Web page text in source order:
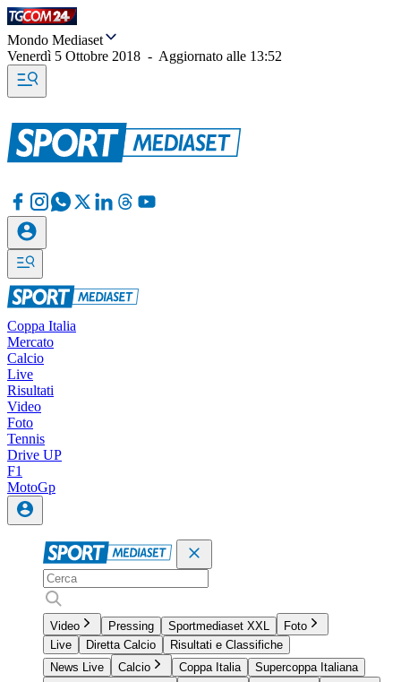
Mondo Mediaset
Venerdì 5 Ottobre 2018 - Aggiornato alle 13:52
Coppa Italia
Mercato
Calcio
Live
Risultati
Video
Foto
Tennis
Drive UP
F1
MotoGp
Video Pressing Sportmediaset XXL
Foto
Live
Diretta Calcio
Risultati e Classifiche
News Live
Calcio Coppa Italia
Supercoppa Italiana